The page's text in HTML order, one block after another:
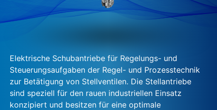
Elektrische Schubantriebe für Regelungs- und
Steuerungsaufgaben der Regel- und Prozesstechnik
zur Betätigung von Stellventilen. Die Stellantriebe
sind speziell für den rauen industriellen Einsatz
konzipiert und besitzen für eine optimale